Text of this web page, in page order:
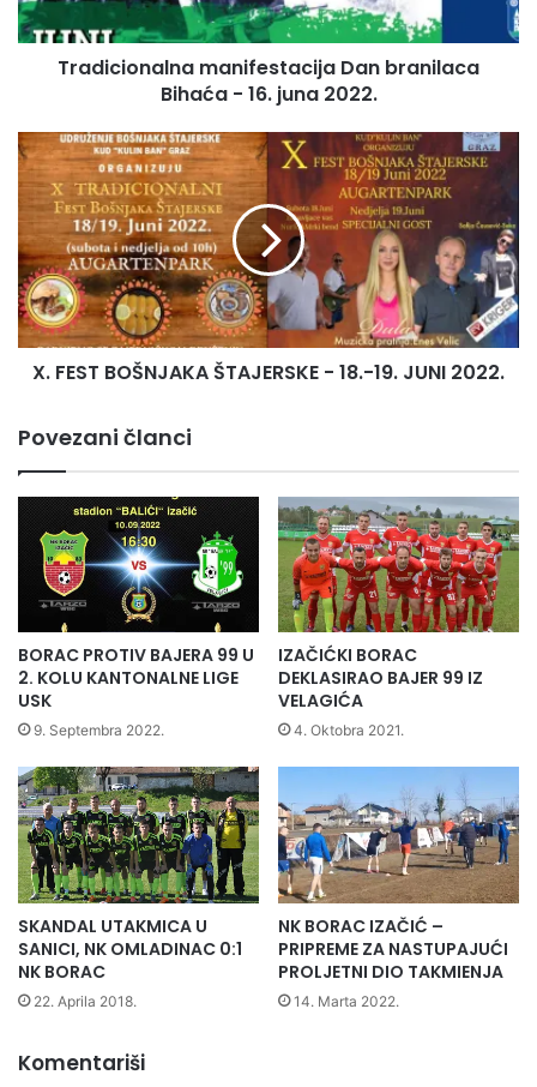
juna
2022.
Tradicionalna manifestacija Dan branilaca
Bihaća - 16. juna 2022.
X.
FEST
BOŠNJAKA
ŠTAJERSKE
-
18.-19.
JUNI
2022.
X. FEST BOŠNJAKA ŠTAJERSKE - 18.-19. JUNI 2022.
Povezani članci
BORAC PROTIV BAJERA 99 U
2. KOLU KANTONALNE LIGE
USK
9. Septembra 2022.
IZAČIĆKI BORAC
DEKLASIRAO BAJER 99 IZ
VELAGIĆA
4. Oktobra 2021.
SKANDAL UTAKMICA U
SANICI, NK OMLADINAC 0:1
NK BORAC
22. Aprila 2018.
NK BORAC IZAČIĆ –
PRIPREME ZA NASTUPAJUĆI
PROLJETNI DIO TAKMIENJA
14. Marta 2022.
Komentariši